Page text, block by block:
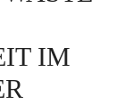
IM